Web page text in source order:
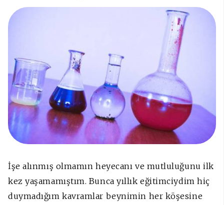
İşe alınmış olmamın heyecanı ve mutluluğunu ilk
kez yaşamamıştım. Bunca yıllık eğitimciydim hiç
duymadığım kavramlar beynimin her köşesine